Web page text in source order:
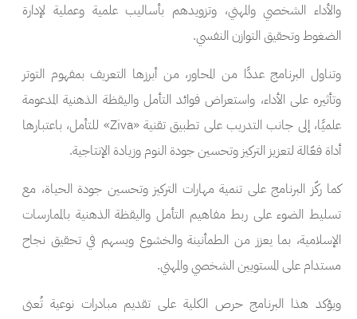
والأداء الشخصي والمهني، وتزويدهم بأساليب علمية وعملية لإدارة
الضغوط وتحقيق التوازن النفسي.
وتناول البرنامج عددًا من المحاور، من أبرزها التعريف بمفهوم التوتر
وتأثيره على الأداء، واستعراض فوائد التأمل واليقظة الذهنية المدعومة
علميًا، إلى جانب التدريب على تطبيق تقنية «Ziva» للتأمل، باعتبارها
أداة فعّالة لتعزيز التركيز وتحسين جودة النوم وزيادة الإنتاجية.
كما ركّز البرنامج على تنمية مهارات التركيز وتحسين جودة الحياة، مع
تسليط الضوء على ربط مفاهيم التأمل واليقظة الذهنية بالممارسات
الإسلامية، بما يعزز من الطمأنينة والخشوع ويسهم في تحقيق نجاح
مستدام على المستويين الشخصي والمهني.
ويؤكد هذا البرنامج حرص الكلية على تقديم مبادرات نوعية تُعنى